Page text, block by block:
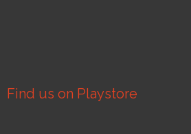
Find us on Playstore